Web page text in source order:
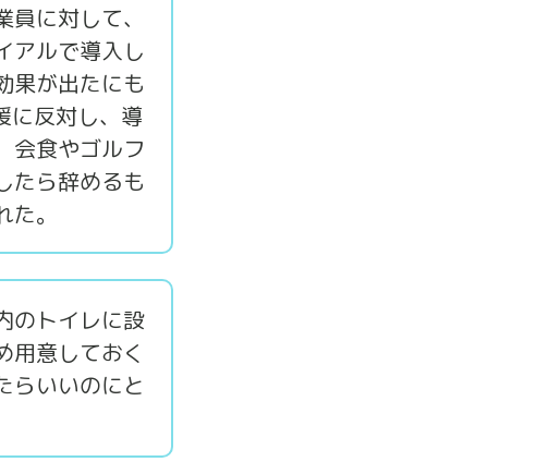
に対して、
アルで導入し
果が出たにも
に反対し、導
会食やゴルフ
たら辞めるも
。
のトイレに設
用意しておく
らいいのにと